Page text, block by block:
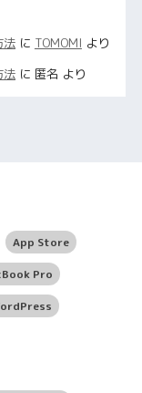
法に TOMOMI より
法に 匿名 より
App Store
Pro